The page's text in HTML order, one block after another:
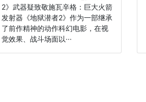
2》武器疑致敬施瓦辛格：巨大火箭
发射器《地狱潜者2》作为一部继承
了前作精神的动作科幻电影，在视
觉效果、战斗场面以···